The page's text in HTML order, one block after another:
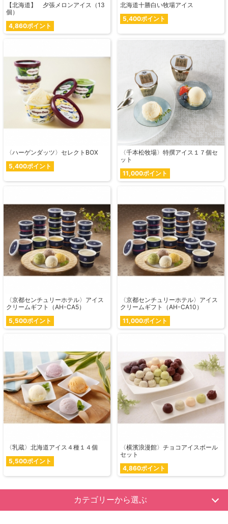
【北海道】 夕張メロンアイス（13
個）
4,860ポイント
北海道十勝白い牧場アイス
5,400ポイント
〈ハーゲンダッツ〉セレクトBOX
5,400ポイント
〈千本松牧場〉特撰アイス１７個セ
ット
11,000ポイント
〈京都センチュリーホテル〉アイス
クリームギフト（AH-CA5）
5,500ポイント
〈京都センチュリーホテル〉アイス
クリームギフト（AH-CA10）
11,000ポイント
〈乳蔵〉北海道アイス４種１４個
5,500ポイント
〈横濱浪漫館〉チョコアイスボール
セット
4,860ポイント
カテゴリーから選ぶ